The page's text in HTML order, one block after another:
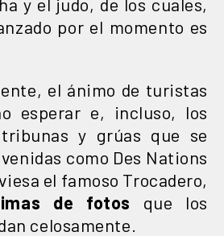
por el momento es
el ánimo de turistas
esperar e, incluso, los
y grúas que se
como Des Nations
el famoso Trocadero,
de fotos que los
celosamente.